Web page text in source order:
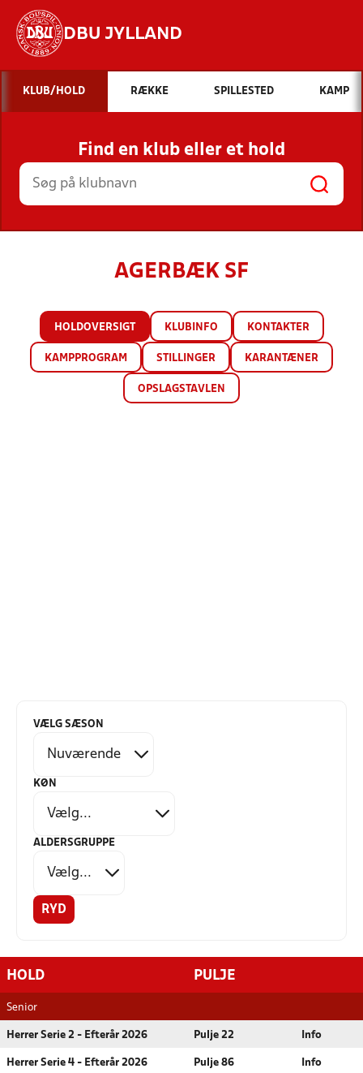
DBU JYLLAND
Hvad vil du søge efter?
INDHOLD OG NYHEDER
STILLINGER, RESULTATER, KLUBBER OG
HOLD
KLUB/HOLD RÆKKE SPILLESTED KAMP
Find en klub eller et hold
AGERBÆK SF
HOLDOVERSIGT KLUBINFO KONTAKTER
KAMPPROGRAM STILLINGER KARANTÆNER
OPSLAGSTAVLEN
VÆLG SÆSON
KØN
ALDERSGRUPPE
RYD
HOLD PULJE
Senior
Herrer Serie 2 - Efterår 2026 Pulje 22 Info
Herrer Serie 4 - Efterår 2026 Pulje 86 Info